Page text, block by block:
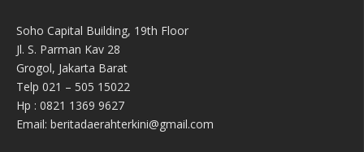
Soho Capital Building, 19th Floor
Jl. S. Parman Kav 28
Grogol, Jakarta Barat
Telp 021 – 505 15022
Hp : 0821 1369 9627
Email: beritadaerahterkini@gmail.com